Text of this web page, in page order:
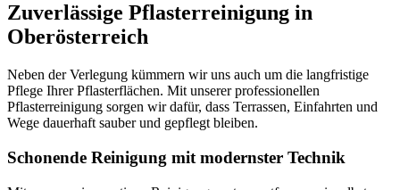
Zuverlässige Pflasterreinigung in
Oberösterreich
Neben der Verlegung kümmern wir uns auch um die langfristige
Pflege Ihrer Pflasterflächen. Mit unserer professionellen
Pflasterreinigung sorgen wir dafür, dass Terrassen, Einfahrten und
Wege dauerhaft sauber und gepflegt bleiben.
Schonende Reinigung mit modernster Technik